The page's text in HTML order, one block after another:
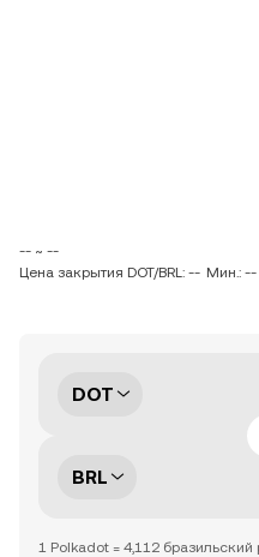
-- ~ --
Цена закрытия DOT/BRL: -- Мин.: --
DOT
BRL
1 Polkadot = 4,112